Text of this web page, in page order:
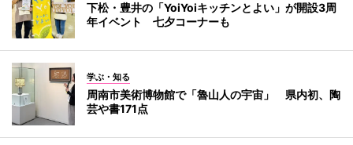
下松・豊井の「YoiYoiキッチンとよい」が開設3周
年イベント 七夕コーナーも
学ぶ・知る
周南市美術博物館で「魯山人の宇宙」 県内初、陶
芸や書171点